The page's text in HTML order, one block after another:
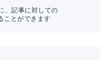
、記事に対しての
ことができます